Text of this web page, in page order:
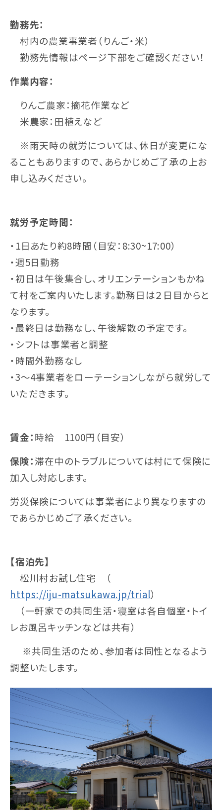
勤務先：
村内の農業事業者（りんご・米）
勤務先情報はページ下部をご確認ください！
作業内容：
りんご農家：摘花作業など
米農家：田植えなど
※雨天時の就労については、休日が変更にな
ることもありますので、あらかじめご了承の上お
申し込みください。
就労予定時間：
・1日あたり約8時間（目安：8:30~17:00）
・週5日勤務
・初日は午後集合し、オリエンテーションもかね
て村をご案内いたします。勤務日は２日目からと
なります。
・最終日は勤務なし、午後解散の予定です。
・シフトは事業者と調整
・時間外勤務なし
・3〜4事業者をローテーションしながら就労して
いただきます。
賃金：時給 1100円（目安）
保険：滞在中のトラブルについては村にて保険に
加入し対応します。
労災保険については事業者により異なりますの
であらかじめご了承ください。
【宿泊先】
松川村お試し住宅 （
https://iju-matsukawa.jp/trial）
（一軒家での共同生活・寝室は各自個室・トイ
レお風呂キッチンなどは共有）
※共同生活のため、参加者は同性となるよう
調整いたします。